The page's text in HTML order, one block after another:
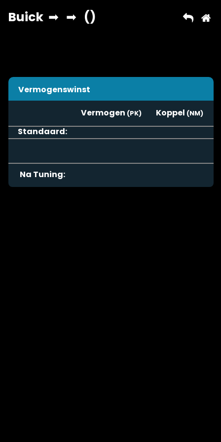
Vermogenswinst
Vermogen
Koppel
Standaard:
Na Tuning: